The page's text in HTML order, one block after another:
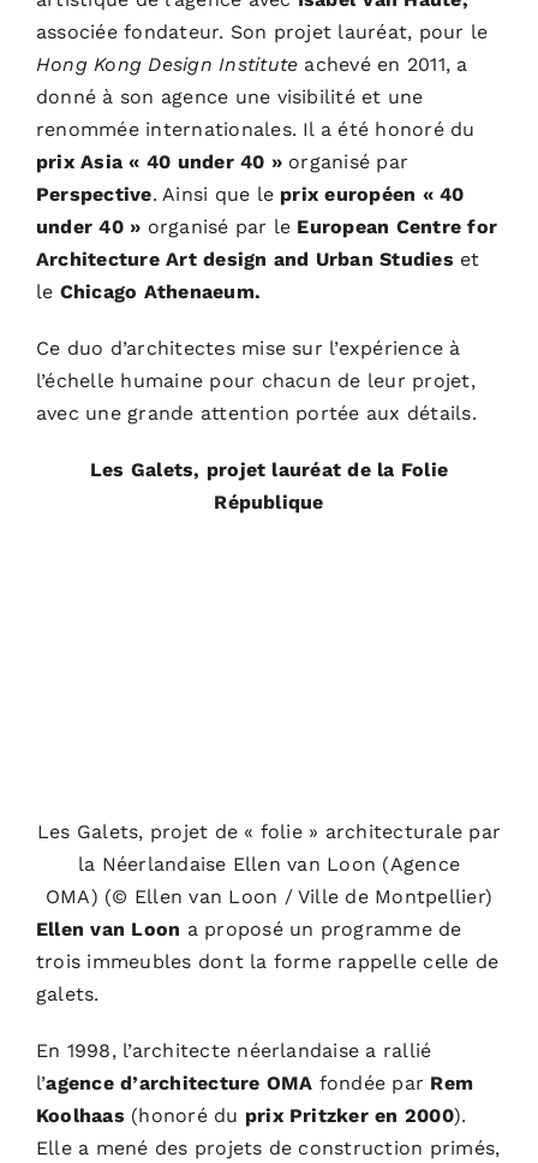
associée fondateur. Son projet lauréat, pour le
Hong Kong Design Institute achevé en 2011, a
donné à son agence une visibilité et une
renommée internationales. Il a été honoré du
prix Asia « 40 under 40 » organisé par
Perspective. Ainsi que le prix européen « 40
under 40 » organisé par le European Centre for
Architecture Art design and Urban Studies et
le Chicago Athenaeum.
Ce duo d’architectes mise sur l’expérience à
l’échelle humaine pour chacun de leur projet,
avec une grande attention portée aux détails.
Les Galets, projet lauréat de la Folie
République
Les Galets, projet de « folie » architecturale par
la Néerlandaise Ellen van Loon (Agence
OMA) (© Ellen van Loon / Ville de Montpellier)
Ellen van Loon a proposé un programme de
trois immeubles dont la forme rappelle celle de
galets.
En 1998, l’architecte néerlandaise a rallié
l’agence d’architecture OMA fondée par Rem
Koolhaas (honoré du prix Pritzker en 2000).
Elle a mené des projets de construction primés,